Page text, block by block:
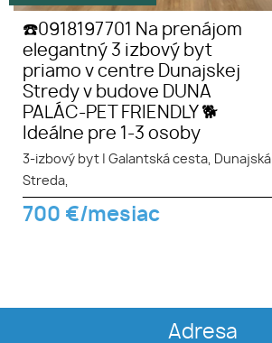
☎️0918197701 Na prenájom
elegantný 3 izbový byt
priamo v centre Dunajskej
Stredy v budove DUNA
PALÁC-PET FRIENDLY 🐕
Ideálne pre 1-3 osoby
3-izbový byt
Galantská cesta, Dunajská
Streda,
700 €/mesiac
Adresa